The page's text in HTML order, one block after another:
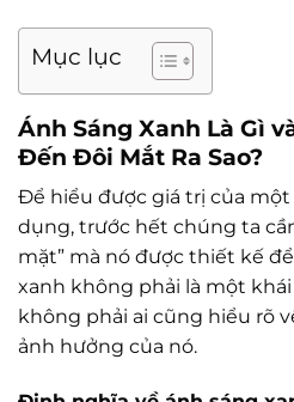
Mục lục
Ánh Sáng Xanh Là Gì
Đến Đôi Mắt Ra Sao?
Để hiểu được giá trị của
dụng, trước hết chúng ta
mặt” mà nó được thiết kế
xanh không phải là một
không phải ai cũng hiểu rõ
ảnh hưởng của nó.